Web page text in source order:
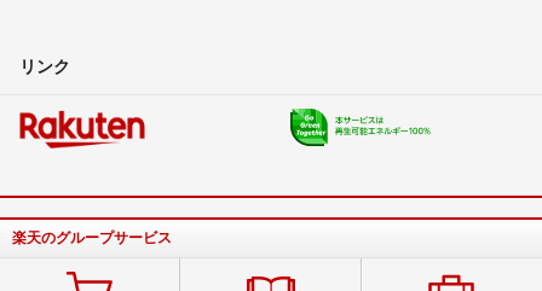
リンク
楽天のグループサービス